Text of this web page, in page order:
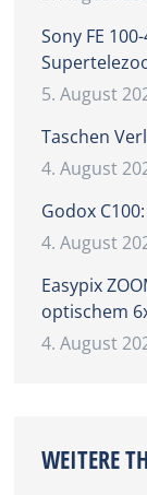
Sony FE
5. August
Taschen
4. August
Godox
4. August
Easypix
optischem
4. August
WEITERE